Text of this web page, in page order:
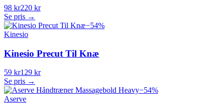
98 kr220 kr
Se pris →
−54%
Kinesio
Kinesio Precut Til Knæ
59 kr129 kr
Se pris →
−54%
Aserve